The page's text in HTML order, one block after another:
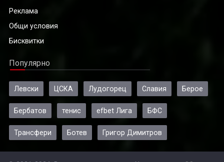
Реклама
Общи условия
Бисквитки
Популярно
Левски ЦСКА Лудогорец Славия Берое
Бербатов тенис efbet Лига БФС
Трансфери Ботев Григор Димитров